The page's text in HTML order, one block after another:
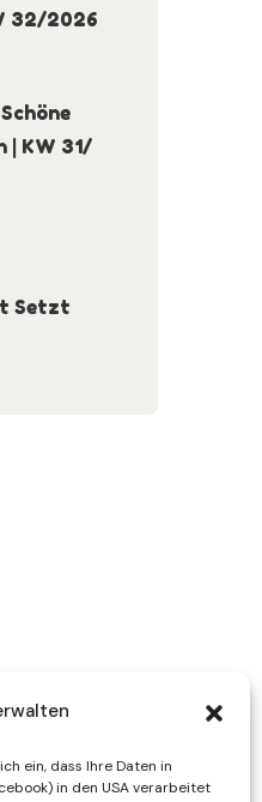
ein, dass Ihre Daten in
in den USA verarbeitet
32/2026
| KW 31/
Setzt